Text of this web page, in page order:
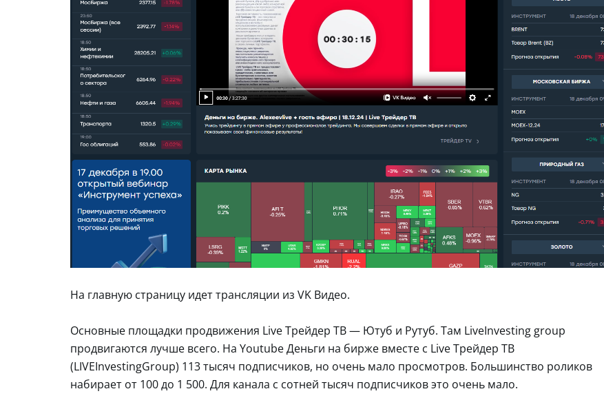
На главную страницу идет трансляции из VK Видео.
Основные площадки продвижения Live Трейдер ТВ — Ютуб и Рутуб. Там LiveInvesting group
продвигаются лучше всего. На Youtube Деньги на бирже вместе с Live Трейдер ТВ
(LIVEInvestingGroup) 113 тысяч подписчиков, но очень мало просмотров. Большинство роликов
набирает от 100 до 1 500. Для канала с сотней тысяч подписчиков это очень мало.